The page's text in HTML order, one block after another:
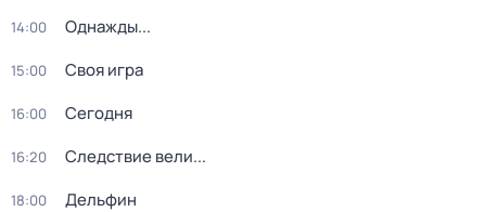
14:00 Однажды...
15:00 Своя игра
16:00 Сегодня
16:20 Следствие вели...
18:00 Дельфин